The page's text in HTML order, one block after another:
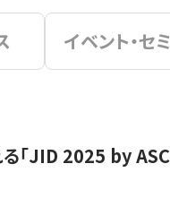
イベント・セ
「JID 2025 by